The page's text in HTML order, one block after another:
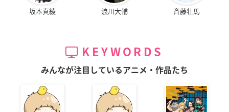
坂本真綾 浪川大輔 斉藤壮馬
KEYWORDS
みんなが注目しているアニメ・作品たち